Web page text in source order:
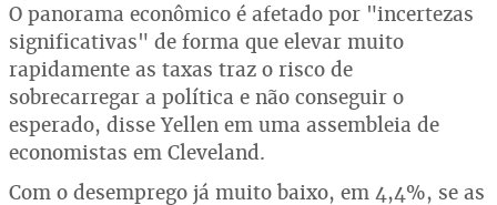
O panorama econômico é afetado por "incertezas
significativas" de forma que elevar muito
rapidamente as taxas traz o risco de
sobrecarregar a política e não conseguir o
esperado, disse Yellen em uma assembleia de
economistas em Cleveland.
Com o desemprego já muito baixo, em 4,4%, se as